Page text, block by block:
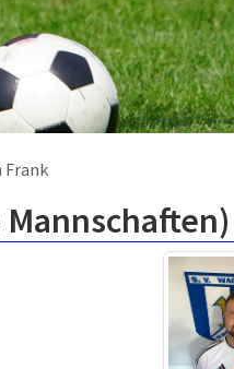
Frank